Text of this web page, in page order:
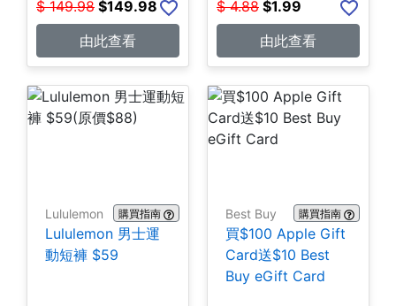
$ 149.98 $149.98
由此查看
$ 4.88 $1.99
由此查看
Lululemon 購買指南
Lululemon 男士運
動短褲 $59
Best Buy 購買指南
買$100 Apple Gift
Card送$10 Best
Buy eGift Card